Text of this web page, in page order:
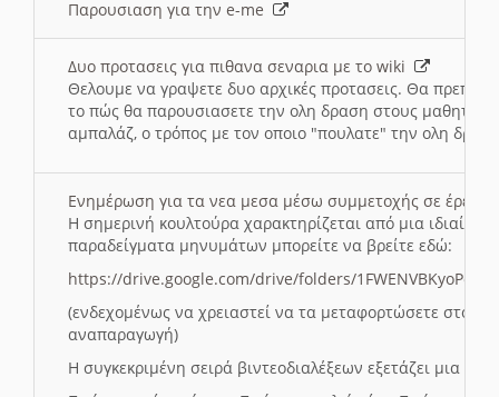
Παρουσιαση για την e-me
Δυο προτασεις για πιθανα σεναρια με το wiki
Θελουμε να γραψετε δυο αρχικές προτασεις. Θα πρεπει
το πώς θα παρουσιασετε την ολη δραση στους μαθητες
αμπαλάζ, ο τρόπος με τον οποιο "πουλατε" την ολη
Ενημέρωση για τα νεα μεσα μέσω συμμετοχής σε
Η σημερινή κουλτούρα χαρακτηρίζεται από μια
παραδείγματα μηνυμάτων μπορείτε να βρείτε εδώ:
https://drive.google.com/drive/folders/
(ενδεχομένως να χρειαστεί να τα μεταφορτώσετε στο
αναπαραγωγή)
Η συγκεκριμένη σειρά βιντεοδιαλέξεων εξετάζει μια